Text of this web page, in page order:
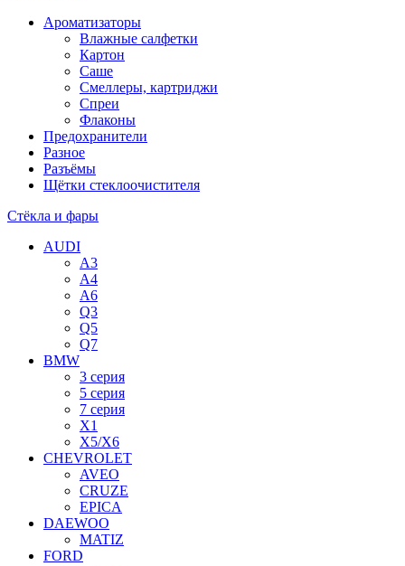
Ароматизаторы
Влажные салфетки
Картон
Саше
Смеллеры, картриджи
Спреи
Флаконы
Предохранители
Разное
Разъёмы
Щётки стеклоочистителя
Стёкла и фары
AUDI
A3
A4
A6
Q3
Q5
Q7
BMW
3 серия
5 серия
7 серия
X1
X5/X6
CHEVROLET
AVEO
CRUZE
EPICA
DAEWOO
MATIZ
FORD